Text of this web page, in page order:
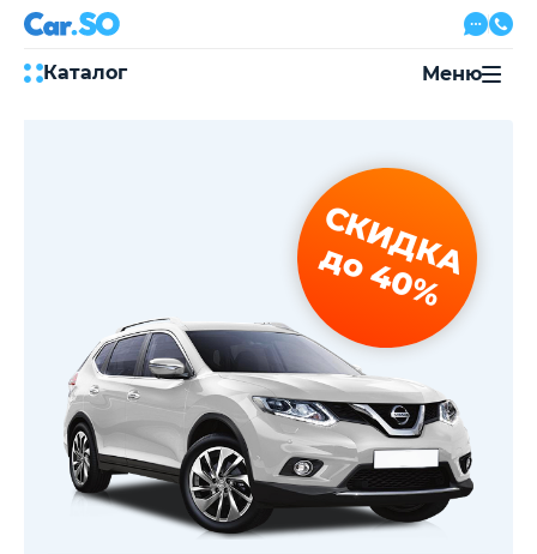
Каталог
8 800 500-03-23
с 08:00 по 20:00, без выходных
Привольная улица, 2, к5
Перезвоните мне
Меню
СКИДКА
до 40%